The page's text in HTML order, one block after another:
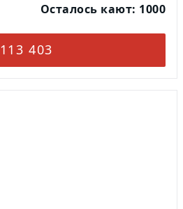
Осталось кают: 1000
113 403